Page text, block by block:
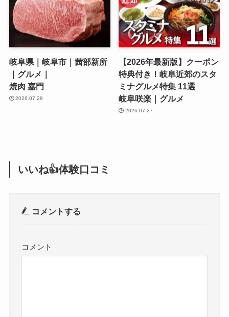
岐阜県｜岐阜市｜茜部新所
｜グルメ｜
焼肉 嘉門
2026.07.28
【2026年最新版】クーポン
特典付き！岐阜近郊のスタ
ミナグルメ特集 11選
岐阜咲楽｜グルメ
2026.07.27
いいね👍体験口コミ
コメントする
コメント